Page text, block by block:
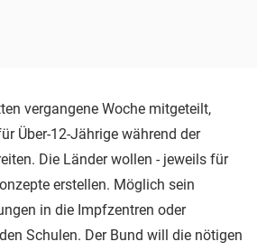
vergangene Woche mitgeteilt,
Über-12-Jährige während der
Die Länder wollen - jeweils für
erstellen. Möglich sein
in die Impfzentren oder
Schulen. Der Bund will die nötigen